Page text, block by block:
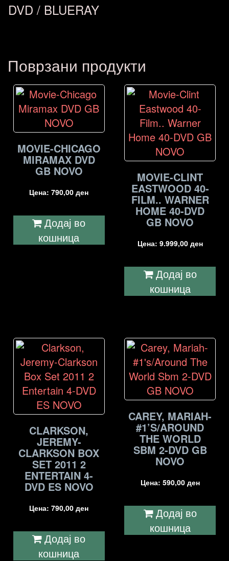
DVD / BLUERAY
Поврзани продукти
MOVIE-CHICAGO
MIRAMAX DVD
GB NOVO
Цена:790,00ден
Додај во
кошница
MOVIE-CLINT
EASTWOOD 40-
FILM.. WARNER
HOME 40-DVD
GB NOVO
Цена: 9.999,00 ден
Додај во
кошница
CLARKSON,
JEREMY-
CLARKSON BOX
SET 2011 2
ENTERTAIN 4-
DVD ES NOVO
Цена:790,00ден
Додај во
кошница
CAREY, MARIAH-
#1’S/AROUND
THE WORLD
SBM 2-DVD GB
NOVO
Цена: 590,00 ден
Додај во
кошница